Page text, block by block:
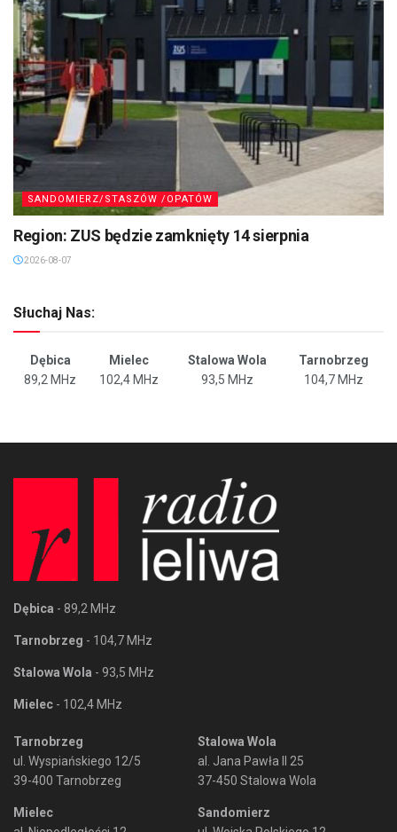
SANDOMIERZ/STASZÓW /OPATÓW
Region: ZUS będzie zamknięty 14 sierpnia
2026-08-07
Słuchaj Nas:
Dębica Mielec Stalowa Wola
Tarnobrzeg
89,2 MHz
102,4 MHz 93,5 MHz 104,7 MHz
Dębica - 89,2 MHz
Tarnobrzeg - 104,7 MHz
Stalowa Wola - 93,5 MHz
Mielec - 102,4 MHz
Tarnobrzeg
ul. Wyspiańskiego 12/5
39-400 Tarnobrzeg
Mielec
Stalowa Wola
al. Jana Pawła II 25
37-450 Stalowa Wola
Sandomierz